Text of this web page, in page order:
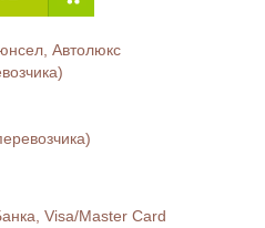
Автолюкс
Visa/Master Card